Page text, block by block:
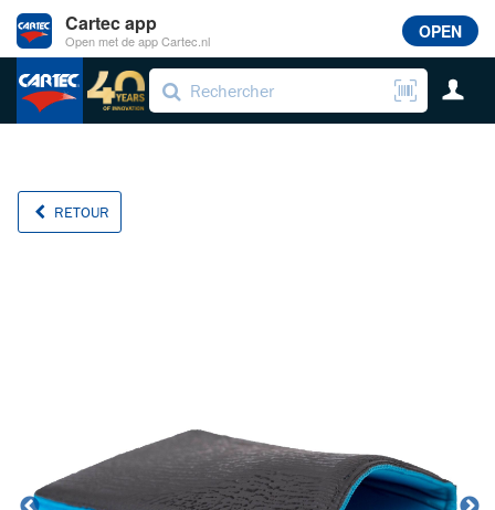
RETOUR
Cartec app
Open met de app Cartec.nl OPEN